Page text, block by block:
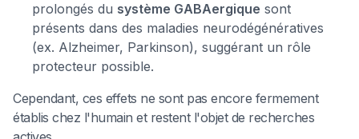
prolongés du système GABAergique sont
présents dans des maladies neurodégénératives
(ex. Alzheimer, Parkinson), suggérant un rôle
protecteur possible.
Cependant, ces effets ne sont pas encore fermement
établis chez l'humain et restent l'objet de recherches